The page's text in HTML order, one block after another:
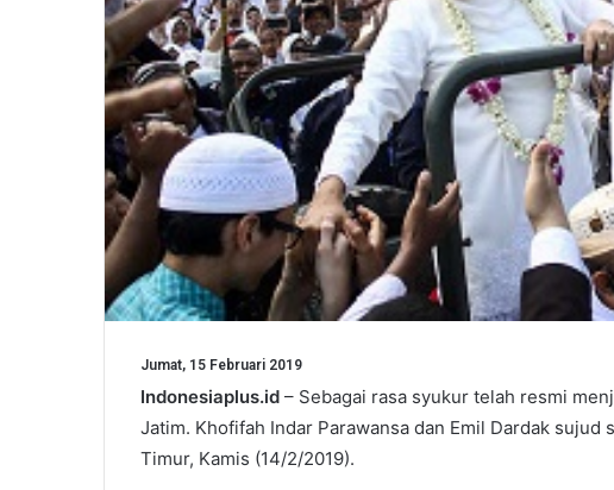
Jumat, 15 Februari 2019
Indonesiaplus.id – Sebagai rasa syukur telah resmi
Jatim. Khofifah Indar Parawansa dan Emil Dardak sujud
Timur, Kamis (14/2/2019).